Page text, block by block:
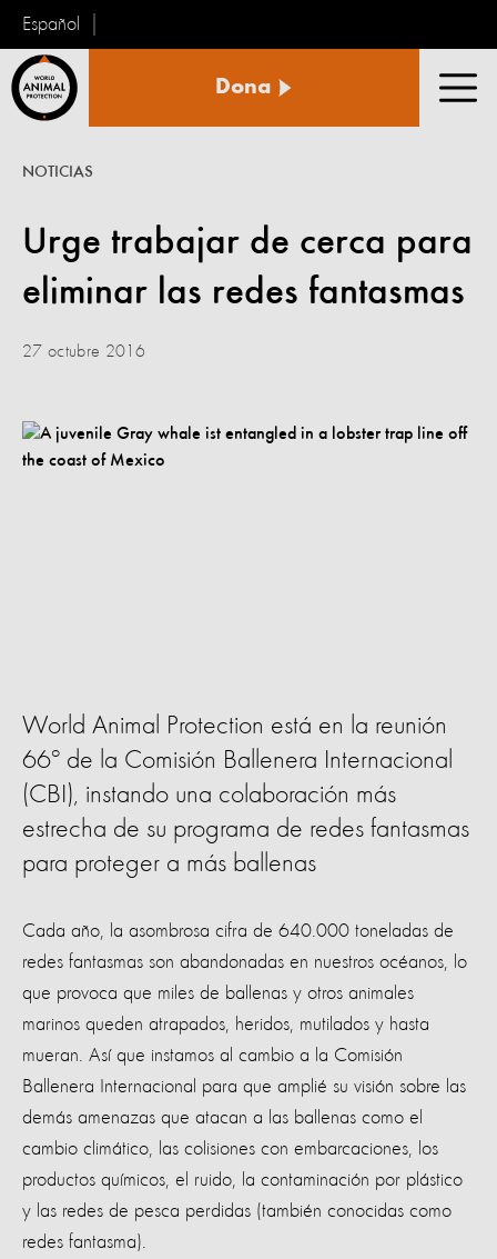
Español
Animal
Dona
Urge trabajar de cerca para
eliminar las redes fantasmas
NOTICIAS
27 octubre 2016
World Animal Protection está en la reunión
66º de la Comisión Ballenera Internacional
(CBI), instando una colaboración más
estrecha de su programa de redes fantasmas
para proteger a más ballenas
Cada año, la asombrosa cifra de 640.000 toneladas de
redes fantasmas son abandonadas en nuestros océanos, lo
que provoca que miles de ballenas y otros animales
marinos queden atrapados, heridos, mutilados y hasta
mueran. Así que instamos al cambio a la Comisión
Ballenera Internacional para que amplié su visión sobre las
demás amenazas que atacan a las ballenas como el
cambio climático, las colisiones con embarcaciones, los
productos químicos, el ruido, la contaminación por plástico
y las redes de pesca perdidas (también conocidas como
redes fantasma).